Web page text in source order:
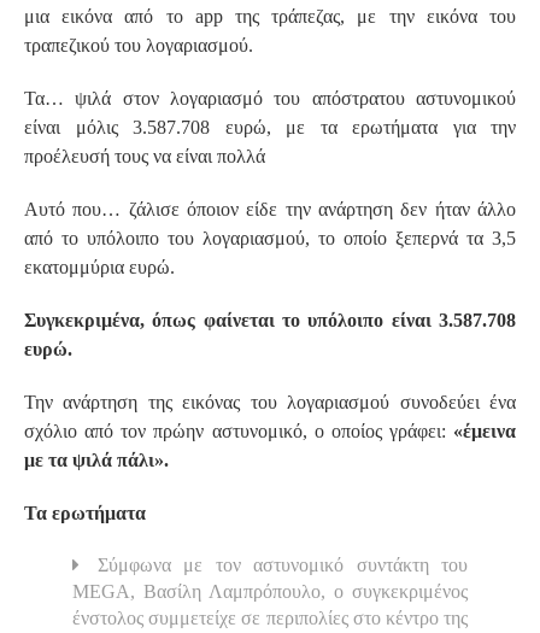
μια εικόνα από το app της τράπεζας, με την εικόνα του
τραπεζικού του λογαριασμού.
Τα… ψιλά στον λογαριασμό του απόστρατου αστυνομικού
είναι μόλις 3.587.708 ευρώ, με τα ερωτήματα για την
προέλευσή τους να είναι πολλά
Αυτό που… ζάλισε όποιον είδε την ανάρτηση δεν ήταν άλλο
από το υπόλοιπο του λογαριασμού, το οποίο ξεπερνά τα 3,5
εκατομμύρια ευρώ.
Συγκεκριμένα, όπως φαίνεται το υπόλοιπο είναι 3.587.708
ευρώ.
Την ανάρτηση της εικόνας του λογαριασμού συνοδεύει ένα
σχόλιο από τον πρώην αστυνομικό, ο οποίος γράφει: «έμεινα
με τα ψιλά πάλι».
Τα ερωτήματα
Σύμφωνα με τον αστυνομικό συντάκτη του
MEGA, Βασίλη Λαμπρόπουλο, ο συγκεκριμένος
ένστολος συμμετείχε σε περιπολίες στο κέντρο της